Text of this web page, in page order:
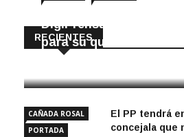
RECIENTES
DigiPrensa selecciona a
para su quiosco mundial
CAÑADA ROSAL
PORTADA
El PP tendrá
concejala que